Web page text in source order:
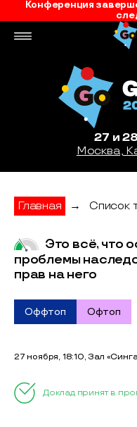
Конференция
27 и
Москва,
Главная → Список
Это всё, что
проблемы
прав на него
Оффтоп Офтоп
27 ноября, 18:10, Зал
Доклад принят в